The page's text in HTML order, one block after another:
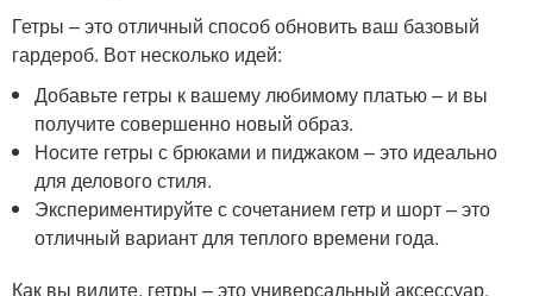
Гетры – это отличный способ обновить ваш базовый
гардероб. Вот несколько идей:
Добавьте гетры к вашему любимому платью – и вы
получите совершенно новый образ.
Носите гетры с брюками и пиджаком – это идеально
для делового стиля.
Экспериментируйте с сочетанием гетр и шорт – это
отличный вариант для теплого времени года.
Как вы видите, гетры – это универсальный аксессуар,